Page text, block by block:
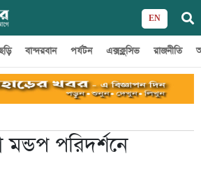
EN
বান্দরবান পর্যটন এক্সক্লুসিভ রাজনীতি
মন্ডপ পরিদর্শনে